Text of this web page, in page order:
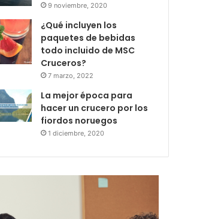
9 noviembre, 2020
¿Qué incluyen los
paquetes de bebidas
todo incluido de MSC
Cruceros?
7 marzo, 2022
La mejor época para
hacer un crucero por los
fiordos noruegos
1 diciembre, 2020